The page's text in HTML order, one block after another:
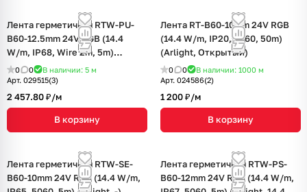
Лента герметичная RTW-PU-
B60-12.5mm 24V RGB (14.4
W/m, IP68, Wire 2m, 5m)
(Arlight, -)
0 0 В наличии: 5 м
Арт. 029515(3)
2 457.80 ₽/м
В корзину
Лента RT-B60-10mm 24V RGB
(14.4 W/m, IP20, 5060, 50m)
(Arlight, Открытый)
0 0 В наличии: 1000 м
Арт. 024586(2)
1 200 ₽/м
В корзину
Лента герметичная RTW-SE-
B60-10mm 24V RGB (14.4 W/m,
Лента герметичная RTW-PS-
B60-12mm 24V RGB (14.4 W/m,